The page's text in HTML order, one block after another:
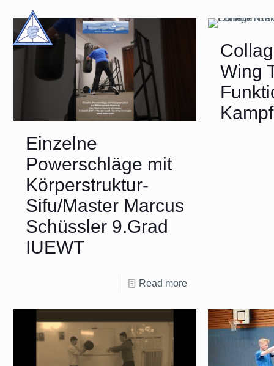
Einzelne
Powerschläge mit
Körperstruktur-
Sifu/Master Marcus
Schüssler 9.Grad
IUEWT
Read more
Wing